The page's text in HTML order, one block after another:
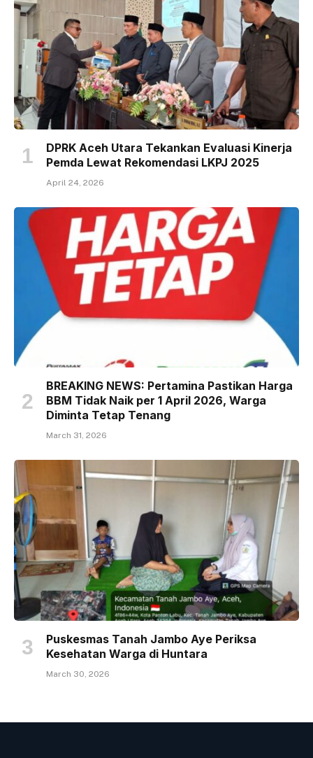
DPRK Aceh Utara Tekankan Evaluasi Kinerja
Pemda Lewat Rekomendasi LKPJ 2025
April 24, 2026
BREAKING NEWS: Pertamina Pastikan Harga
BBM Tidak Naik per 1 April 2026, Warga
Diminta Tetap Tenang
March 31, 2026
Puskesmas Tanah Jambo Aye Periksa
Kesehatan Warga di Huntara
March 30, 2026